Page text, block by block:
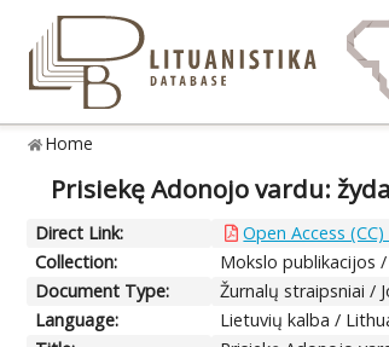
Home
Prisiekę Adonojo vardu:
Direct Link:
Open Access (CC)
Collection:
Mokslo publikacijos
Document Type:
Žurnalų straipsniai /
Language:
Lietuvių kalba /